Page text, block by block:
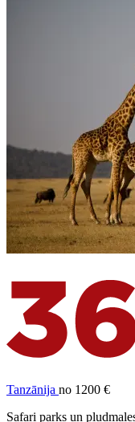
Tanzānija no 1200 €
Safari parks un